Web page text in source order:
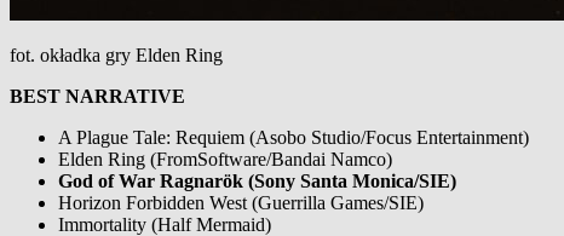
fot. okładka gry Elden Ring
BEST NARRATIVE
A Plague Tale: Requiem (Asobo Studio/Focus Entertainment)
Elden Ring (FromSoftware/Bandai Namco)
God of War Ragnarök (Sony Santa Monica/SIE)
Horizon Forbidden West (Guerrilla Games/SIE)
Immortality (Half Mermaid)